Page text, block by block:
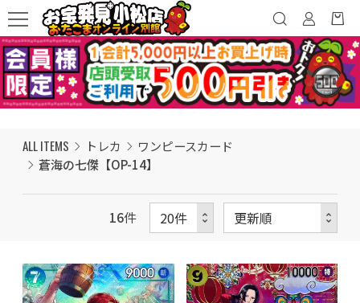
ALL ITEMS トレカ
ワンピースカード
蒼海の七傑【OP-14】
16件